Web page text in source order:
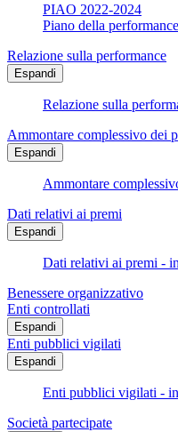
PIAO 2022-2024
Piano della
Relazione sulla performance
Espandi
Relazione sulla
Ammontare complessivo dei
Espandi
Ammontare
Dati relativi ai premi
Espandi
Dati relativi ai premi -
Benessere organizzativo
Enti controllati
Espandi
Enti pubblici vigilati
Espandi
Enti pubblici vigilati -
Società partecipate